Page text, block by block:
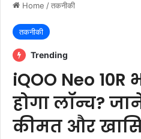
Home /तकनीकी
तकनीकी
Trending
iQOO Neo
होगा लॉन्च?
कीमत और